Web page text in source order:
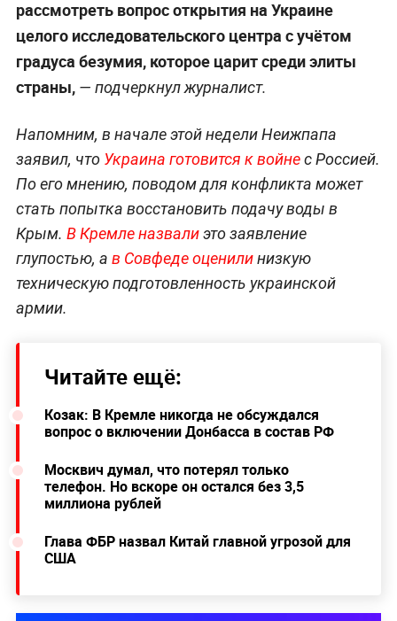
рассмотреть вопрос открытия на Украине
целого исследовательского центра с учётом
градуса безумия, которое царит среди элиты
страны, — подчеркнул журналист.
Напомним, в начале этой недели Неижпапа
заявил, что Украина готовится к войнес Россией.
По его мнению, поводом для конфликта может
стать попытка восстановить подачу воды в
Крым. В Кремле назвалиэто заявление
глупостью, а в Совфеде оценилинизкую
техническую подготовленность украинской
армии.
Читайте ещё:
Козак: В Кремле никогда не обсуждался
вопрос о включении Донбасса в состав РФ
Москвич думал, что потерял только
телефон. Но вскоре он остался без 3,5
миллиона рублей
Глава ФБР назвал Китай главной угрозой для
США